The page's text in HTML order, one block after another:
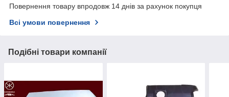
Повернення товару впродовж 14 днів за рахунок покупця
Всі умови повернення
Подібні товари компанії